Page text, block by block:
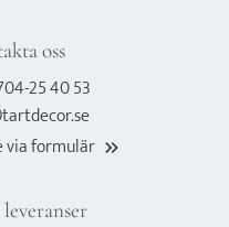
oss
25 40 53
via formulär keyboard_double_arrow_right